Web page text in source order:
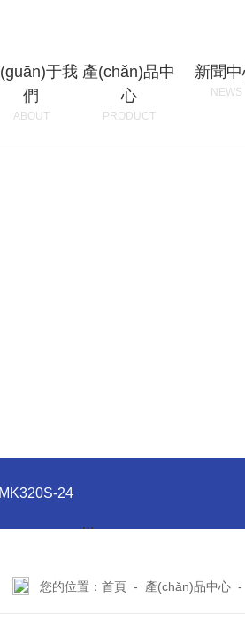
于我
們
ABOUT
產(chǎn)品中
心
PRODUCT
新聞
NEWS
24 PMMK130S-12U
您的位置：首頁 - 產(chǎn)品中心